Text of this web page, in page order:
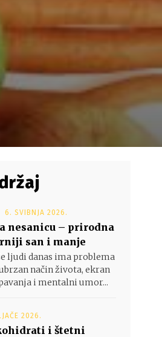
6. SVIBNJA 2026.
nesanicu – prirodna
san i manje
ljudi danas ima problema
način života, ekran
i mentalni umor...
2026.
i štetni